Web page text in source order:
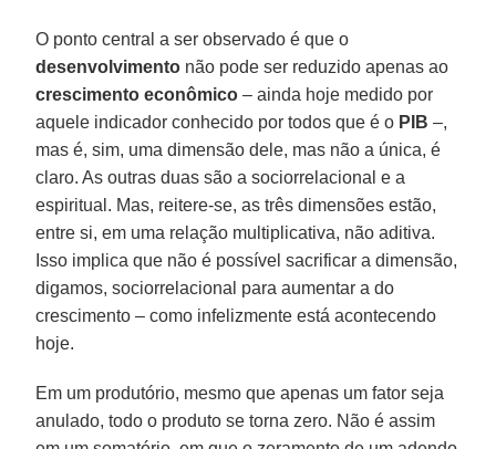
O ponto central a ser observado é que o
desenvolvimento não pode ser reduzido apenas ao
crescimento econômico – ainda hoje medido por
aquele indicador conhecido por todos que é o PIB –,
mas é, sim, uma dimensão dele, mas não a única, é
claro. As outras duas são a sociorrelacional e a
espiritual. Mas, reitere-se, as três dimensões estão,
entre si, em uma relação multiplicativa, não aditiva.
Isso implica que não é possível sacrificar a dimensão,
digamos, sociorrelacional para aumentar a do
crescimento – como infelizmente está acontecendo
hoje.
Em um produtório, mesmo que apenas um fator seja
anulado, todo o produto se torna zero. Não é assim